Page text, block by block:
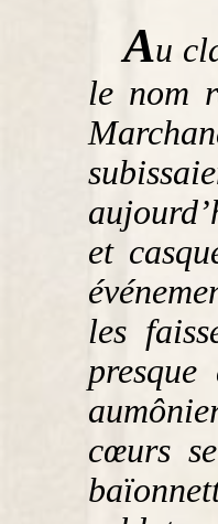
Au
le nom
et
les
cœurs